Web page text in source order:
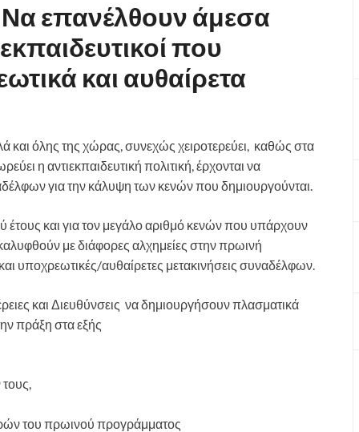
επανέλθουν άμεσα
που
και αυθαίρετα
και όλης της χώρας, συνεχώς χειροτερεύει, καθώς στα
η αντιεκπαιδευτική πολιτική, έρχονται να
για την κάλυψη των κενών που δημιουργούνται.
και για τον μεγάλο αριθμό κενών που υπάρχουν
με διάφορες αλχημείες στην πρωινή
υποχρεωτικές/αυθαίρετες μετακινήσεις συναδέλφων.
και Διευθύνσεις να δημιουργήσουν πλασματικά
πράξη στα εξής
του πρωινού προγράμματος